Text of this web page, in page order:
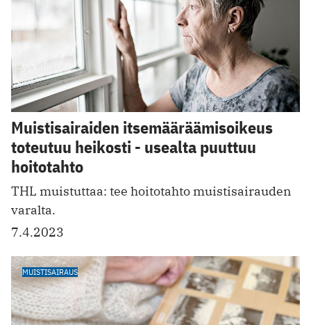
Muistisairaiden itsemääräämisoikeus
toteutuu heikosti - usealta puuttuu
hoitotahto
THL muistuttaa: tee hoitotahto muistisairauden
varalta.
7.4.2023
MUISTISAIRAUS